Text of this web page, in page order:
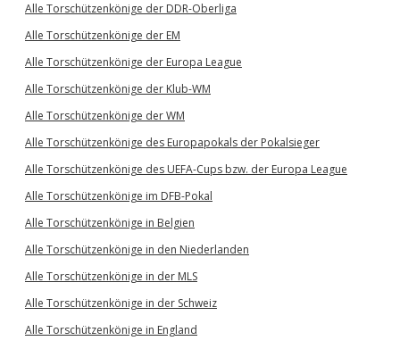
Alle Torschützenkönige der DDR-Oberliga
Alle Torschützenkönige der EM
Alle Torschützenkönige der Europa League
Alle Torschützenkönige der Klub-WM
Alle Torschützenkönige der WM
Alle Torschützenkönige des Europapokals der Pokalsieger
Alle Torschützenkönige des UEFA-Cups bzw. der Europa League
Alle Torschützenkönige im DFB-Pokal
Alle Torschützenkönige in Belgien
Alle Torschützenkönige in den Niederlanden
Alle Torschützenkönige in der MLS
Alle Torschützenkönige in der Schweiz
Alle Torschützenkönige in England